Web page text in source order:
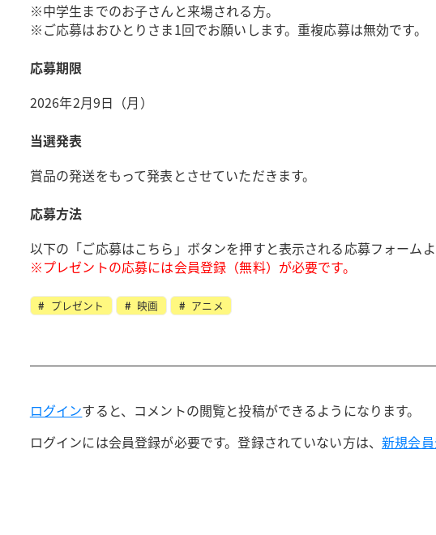
※中学生までのお子さんと来場される方。
※ご応募はおひとりさま1回でお願いします。重複応募は無効です。
応募期限
2026年2月9日（月）
当選発表
賞品の発送をもって発表とさせていただきます。
応募方法
以下の「ご応募はこちら」ボタンを押すと表示される応募フォーム
※プレゼントの応募には会員登録（無料）が必要です。
プレゼント 映画 アニメ
ログインすると、コメントの閲覧と投稿ができるようになります。
ログインには会員登録が必要です。登録されていない方は、新規会